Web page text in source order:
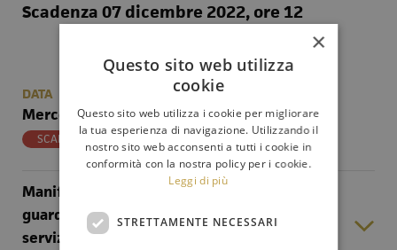
Scadenza 07 dicembre 2022, ore 12
DATA
Mercoledì 07 Dicembre 2022 ore 12,00
SCADUTO
Manifestazione interesse affidamento
guardiania, reception, vigilanza non armata,
servizi di sala, accoglienza e controllo
×
Questo sito web utilizza
cookie
Questo sito web utilizza i cookie per migliorare
la tua esperienza di navigazione. Utilizzando il
nostro sito web acconsenti a tutti i cookie in
conformità con la nostra policy per i cookie.
Leggi di più
STRETTAMENTE NECESSARI